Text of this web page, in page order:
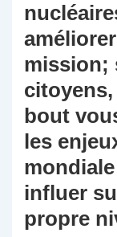
mission;
citoyens,
bout
les
influer
propre